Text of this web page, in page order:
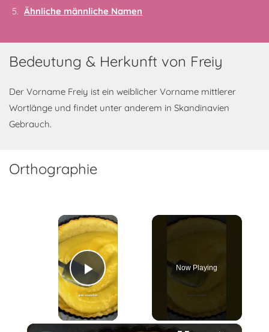
Ähnliche männliche Namen
Bedeutung & Herkunft von Freiy
Der Vorname Freiy ist ein weiblicher Vorname mittlerer
Wortlänge und findet unter anderem in Skandinavien
Gebrauch.
Orthographie
×
Play Video
Now Playing
×